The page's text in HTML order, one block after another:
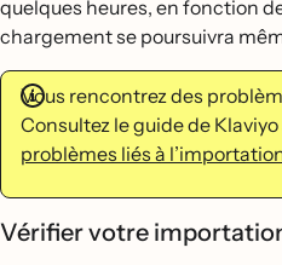
quelques heures, en fonction
chargement se poursuivra
Vous rencontrez des
Consultez le guide de Klaviyo
problèmes liés à
Vérifier votre